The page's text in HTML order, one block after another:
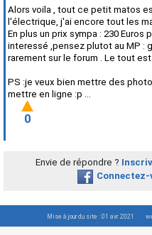
Alors voila , tout ce petit matos
l'électrique, j'ai encore tout les
En plus un prix sympa : 230
interessé ,pensez plutot au MP :
rarement sur le forum . Le tout
PS :je veux bien mettre des
mettre en ligne :p ...
0
Envie de répondre ?
Connectez-
Mise à jour du site : 01 avr. 2021